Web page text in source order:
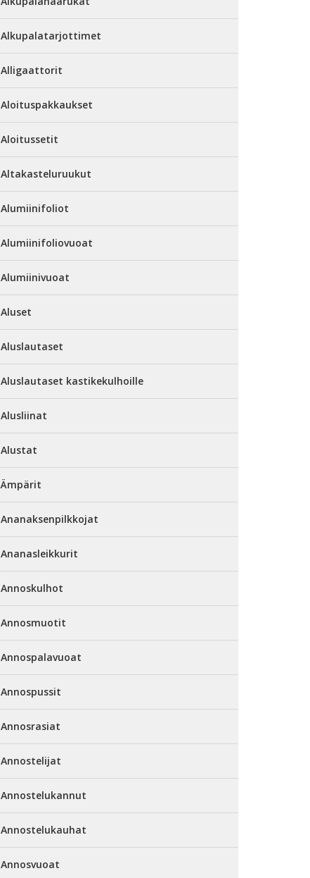
Alkupalatarjottimet
Alligaattorit
Aloituspakkaukset
Aloitussetit
Altakasteluruukut
Alumiinifoliot
Alumiinifoliovuoat
Alumiinivuoat
Aluset
Aluslautaset
Aluslautaset kastikekulhoille
Alusliinat
Alustat
Ämpärit
Ananaksenpilkkojat
Ananasleikkurit
Annoskulhot
Annosmuotit
Annospalavuoat
Annospussit
Annosrasiat
Annostelijat
Annostelukannut
Annostelukauhat
Annosvuoat